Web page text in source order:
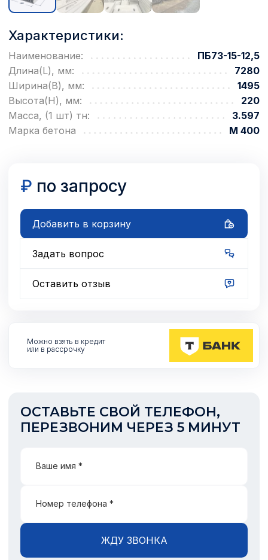
Характеристики:
Наименование:
ПБ73-15-12,5
Длина(L), мм:
7280
Ширина(B), мм:
1495
Высота(H), мм:
220
Масса, (1 шт) тн:
3.597
Марка бетона
М 400
₽ по запросу
Добавить в корзину
Задать вопрос
Оставить отзыв
Можно взять в кредит
или в рассрочку
ОСТАВЬТЕ СВОЙ ТЕЛЕФОН,
ПЕРЕЗВОНИМ ЧЕРЕЗ 5 МИНУТ
Ваше имя *
Номер телефона *
ЖДУ ЗВОНКА